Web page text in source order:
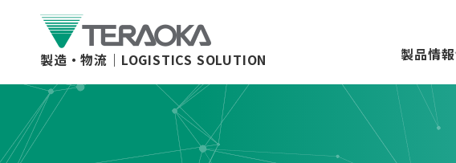
製造・物流｜ LOGISTICS SOLUTION 製品情報